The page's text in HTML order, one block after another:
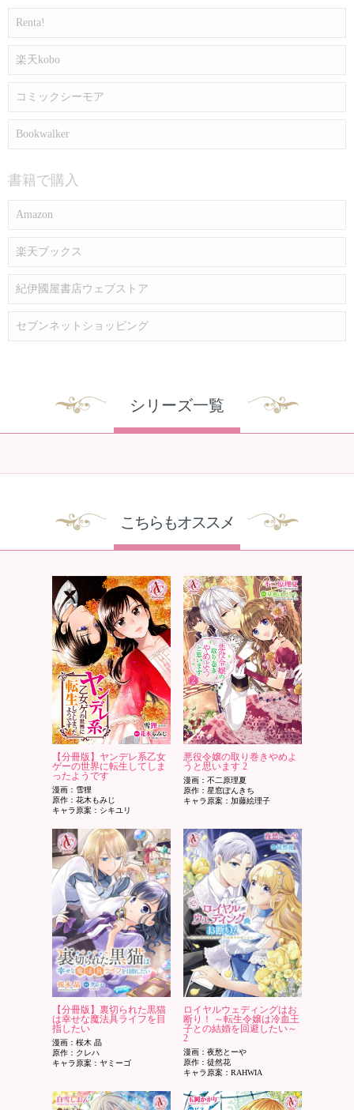
Renta!
楽天kobo
コミックシーモア
Bookwalker
書籍で購入
Amazon
楽天ブックス
紀伊國屋書店ウェブストア
セブンネットショッピング
シリーズ一覧
こちらもオススメ
【分冊版】ヤンデレ系乙女
ゲーの世界に転生してしま
ったようです
漫画：雪狸
原作：花木もみじ
キャラ原案：シキユリ
悪役令嬢の取り巻きやめよ
うと思います 2
漫画：不二原理夏
原作：星窓ぽんきち
キャラ原案：加藤絵理子
【分冊版】裏切られた黒猫
は幸せな魔法具ライフを目
指したい
漫画：桜木 晶
原作：クレハ
キャラ原案：ヤミーゴ
ロイヤルウェディングはお
断り！ ～転生令嬢は冷血王
子との結婚を回避したい～
2
漫画：夜愁とーや
原作：徒然花
キャラ原案：RAHWIA